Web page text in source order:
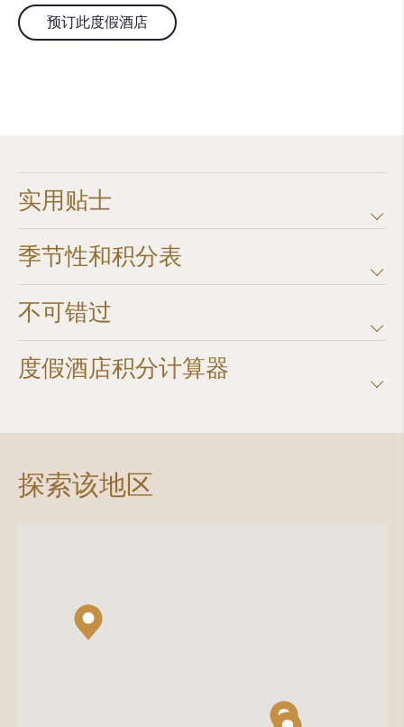
预订此度假酒店
实用贴士
季节性和积分表
不可错过
度假酒店积分计算器​
探索该地区